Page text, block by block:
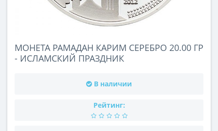
МОНЕТА РАМАДАН КАРИМ СЕРЕБРО 20.00 ГР
- ИСЛАМСКИЙ ПРАЗДНИК
В наличии
Рейтинг: